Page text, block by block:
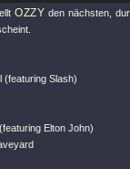
OZZY den nächsten,
(featuring Slash)
Elton John)